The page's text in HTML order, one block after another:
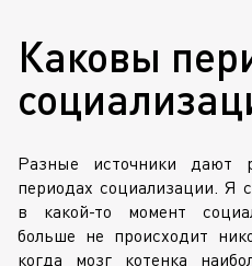
Каковы
Разные источники дают
периодах социализации. Я
в какой-то момент
больше не происходит
когда мозг котенка